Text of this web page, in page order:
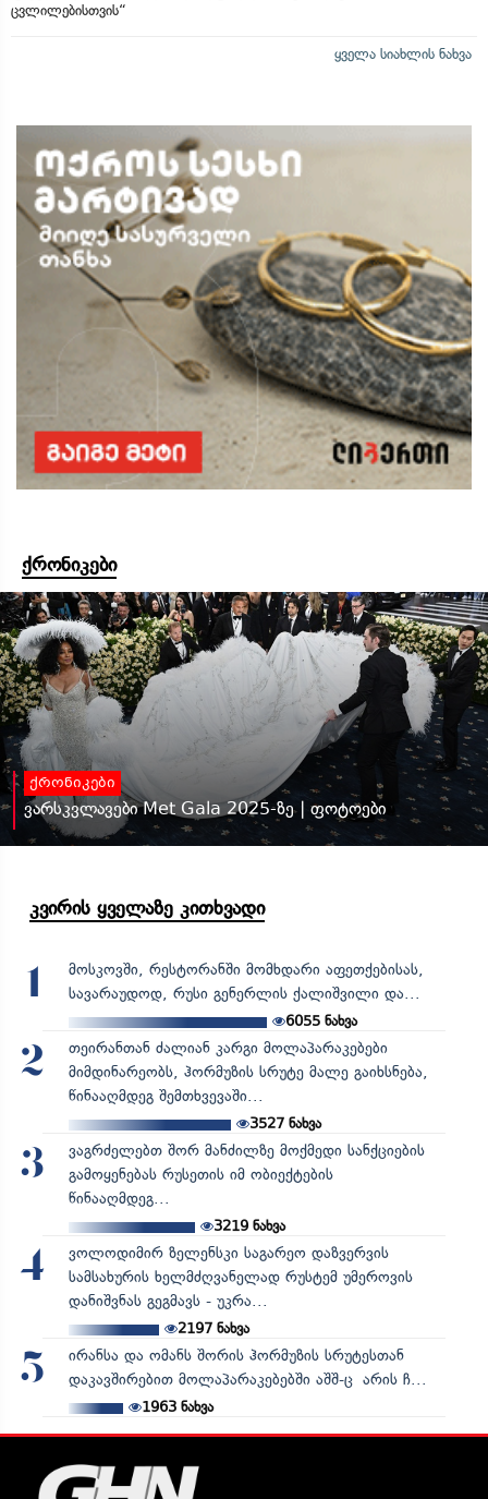
ცვლილებისთვის“
ყველა სიახლის ნახვა
ქრონიკები
ქრონიკები
ვარსკვლავები Met Gala 2025-ზე | ფოტოები
კვირის ყველაზე კითხვადი
1
მოსკოვში, რესტორანში მომხდარი აფეთქებისას,
სავარაუდოდ, რუსი გენერლის ქალიშვილი და...
6055 ნახვა
2
თეირანთან ძალიან კარგი მოლაპარაკებები
მიმდინარეობს, ჰორმუზის სრუტე მალე გაიხსნება,
წინააღმდეგ შემთხვევაში...
3527ნახვა
3
ვაგრძელებთ შორ მანძილზე მოქმედი სანქციების
გამოყენებას რუსეთის იმ ობიექტების
წინააღმდეგ...
3219ნახვა
4
ვოლოდიმირ ზელენსკი საგარეო დაზვერვის
სამსახურის ხელმძღვანელად რუსტემ უმეროვის
დანიშვნას გეგმავს - უკრა...
2197ნახვა
5
ირანსა და ომანს შორის ჰორმუზის სრუტესთან
დაკავშირებით მოლაპარაკებებში აშშ-ც არის ჩ...
1963ნახვა